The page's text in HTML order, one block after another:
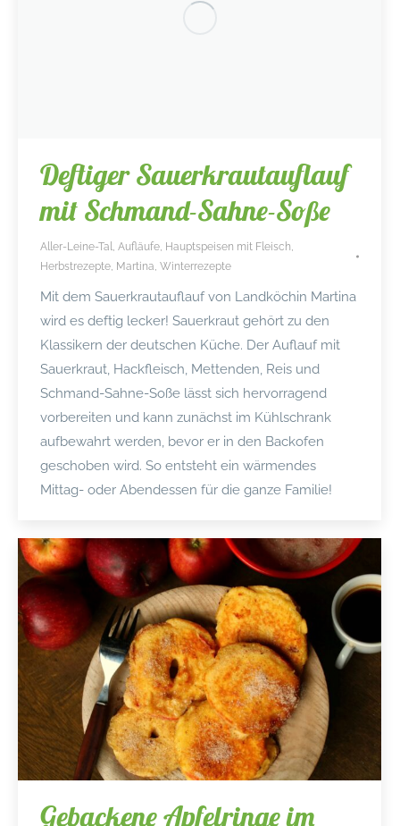
Deftiger Sauerkrautauflauf
mit Schmand-Sahne-Soße
Aller-Leine-Tal, Aufläufe, Hauptspeisen mit Fleisch,
Herbstrezepte, Martina, Winterrezepte
Mit dem Sauerkrautauflauf von Landköchin Martina
wird es deftig lecker! Sauerkraut gehört zu den
Klassikern der deutschen Küche. Der Auflauf mit
Sauerkraut, Hackfleisch, Mettenden, Reis und
Schmand-Sahne-Soße lässt sich hervorragend
vorbereiten und kann zunächst im Kühlschrank
aufbewahrt werden, bevor er in den Backofen
geschoben wird. So entsteht ein wärmendes
Mittag- oder Abendessen für die ganze Familie!
Gebackene Apfelringe im